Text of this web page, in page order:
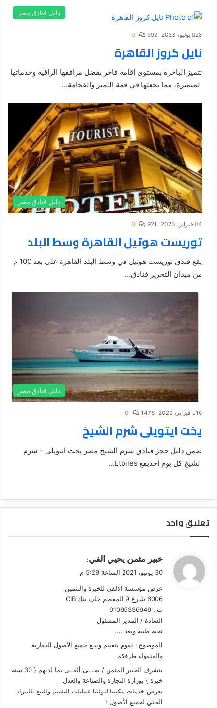
دليل فنادق مصر
28 يوليو، 2023 592
0
نايل كروز القاهرة
تتميز الباخرة بمستوى إقامة فاخر بفضل مرافقها الراقية وخدماتها
المتميزة، مما يجعلها في قمة التميز والفخامة...
دليل فنادق مصر
4 فبراير، 2023 921
0
توريست هوتيل القاهرة وسط البلد
يقع فندق توريست هوتيل في وسط البلد القاهرة على بعد 100 م
من ميدان التحرير فنادق...
دليل فنادق مصر
16 فبراير، 2020 1476
0
يخت ايتويلى شرم الشيخ
ضمن دليل حجز فنادق شرم الشيخ مصر يخت ايتويلى - شرم
الشيخ كل يوم أحديقع Etoiles...
تعليق واحد
ي
ق
ل
خبير مثمن يحيي الفي:
30 يونيو، 2021 الساعة 5:29 م
عرض مؤسسة الالفي للخبرة والتثمين
6006 شارع 9 المقطم خلف بنك CIB
ت : 01065336646
السادة / المدير المسئول
تحية طيبة وبعد ،،،،
الموضوع : نقوم بتقييم وبيـع جميع الأصول العقارية
والمنقولة طرفكم
يتشرف الخبير المثمن / يحيــى ألفــى بما لديهم { 30 سنة
خبرة } بوزارة التجارة والصناعة والعدل
بعرض خدمات مكتبنا لتولينا عمليات التقييم والبيع بالمزاد
العلني لجميع الأصول :